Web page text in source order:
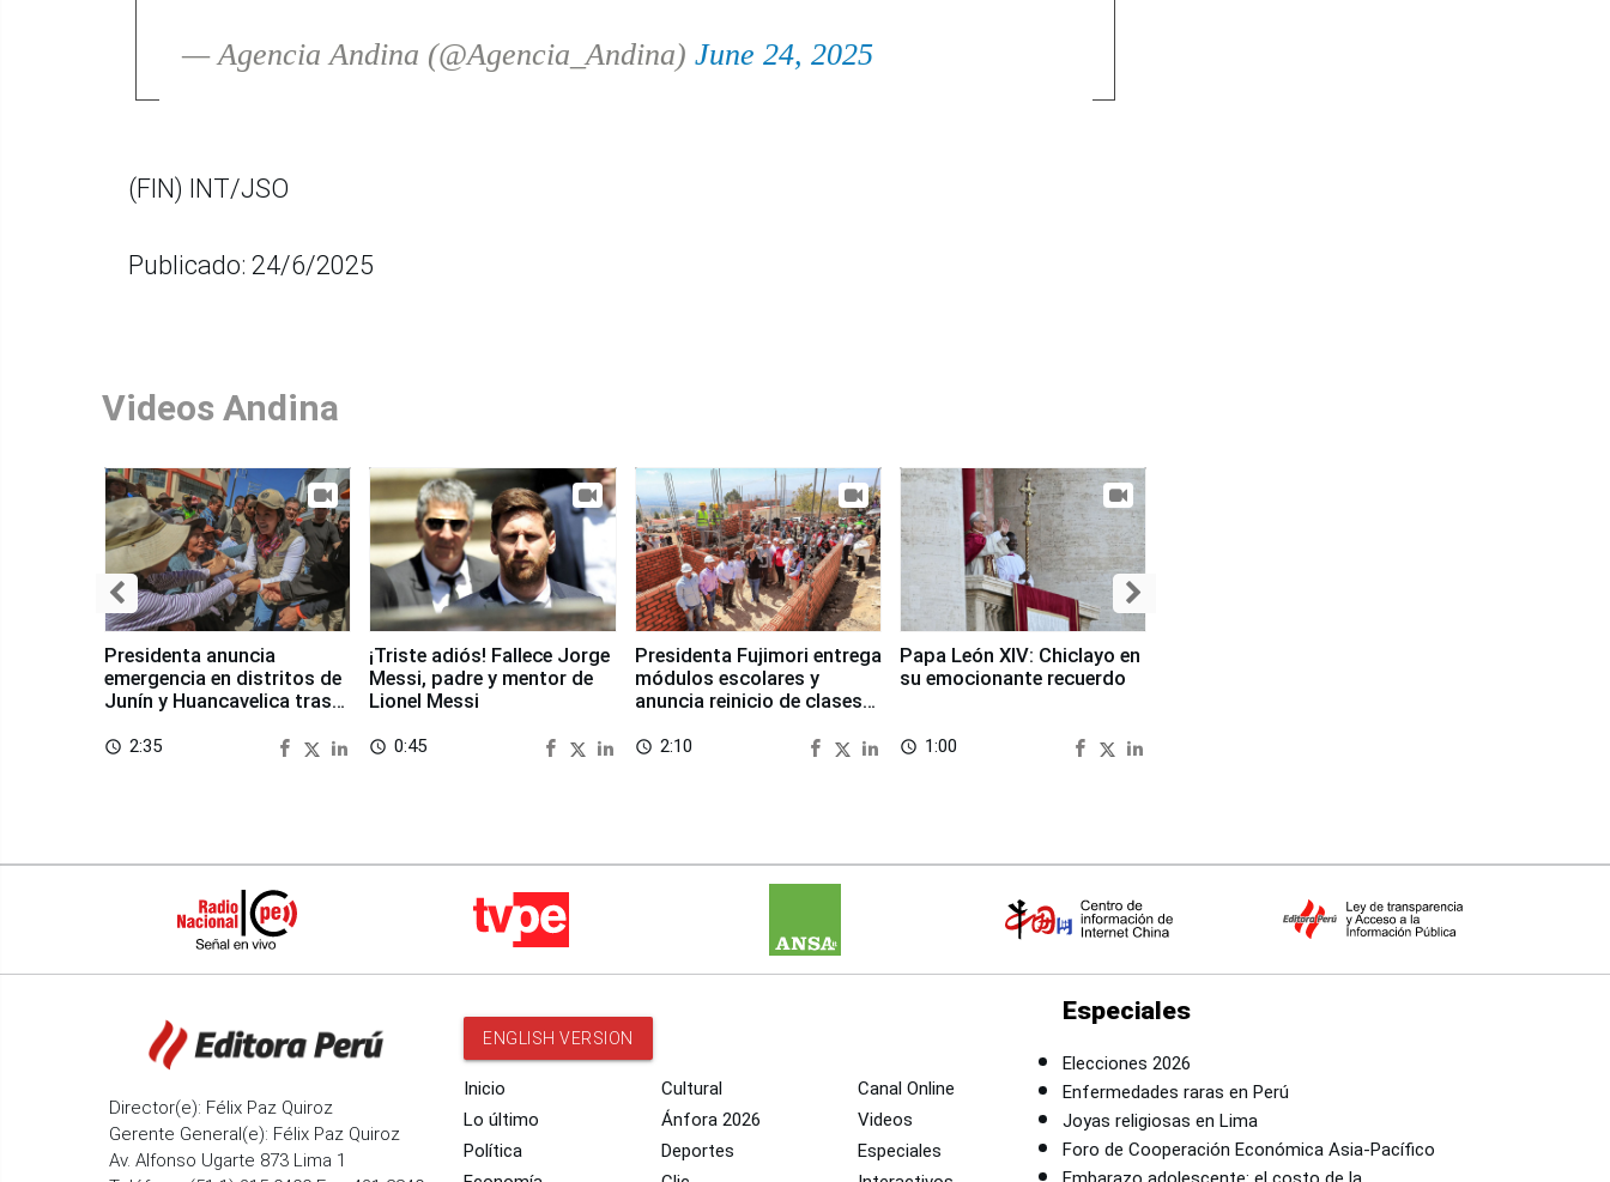
— Agencia Andina (@Agencia_Andina) June 24, 2025
(FIN) INT/JSO
Publicado: 24/6/2025
Videos Andina
Presidenta anuncia
emergencia en distritos de
Junín y Huancavelica tras
access_time 2:35
¡Triste adiós! Fallece Jorge
Messi, padre y mentor de
Lionel Messi
access_time 0:45
Presidenta Fujimori entrega
módulos escolares y
anuncia reinicio de clases
access_time 2:10
Papa León XIV: Chiclayo en
su emocionante recuerdo
access_time 1:00
Director(e): Félix Paz Quiroz
Gerente General(e): Félix Paz Quiroz
Av. Alfonso Ugarte 873 Lima 1
ENGLISH VERSION
Inicio
Lo último
Política
Cultural
Ánfora 2026
Deportes
Canal Online
Videos
Especiales
Especiales
Elecciones 2026
Enfermedades raras en Perú
Joyas religiosas en Lima
Foro de Cooperación Económica Asia-Pacífico